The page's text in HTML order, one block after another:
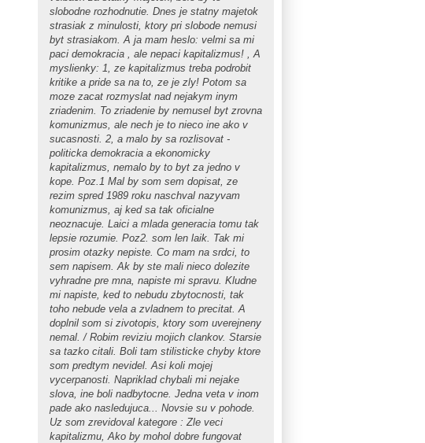
slobodne rozhodnutie. Dnes je statny majetok
strasiak z minulosti, ktory pri slobode nemusi
byt strasiakom. A ja mam heslo: velmi sa mi
paci demokracia , ale nepaci kapitalizmus! , A
myslienky: 1, ze kapitalizmus treba podrobit
kritike a pride sa na to, ze je zly! Potom sa
moze zacat rozmyslat nad nejakym inym
zriadenim. To zriadenie by nemusel byt zrovna
komunizmus, ale nech je to nieco ine ako v
sucasnosti. 2, a malo by sa rozlisovat -
politicka demokracia a ekonomicky
kapitalizmus, nemalo by to byt za jedno v
kope. Poz.1 Mal by som sem dopisat, ze
rezim spred 1989 roku naschval nazyvam
komunizmus, aj ked sa tak oficialne
neoznacuje. Laici a mlada generacia tomu tak
lepsie rozumie. Poz2. som len laik. Tak mi
prosim otazky nepiste. Co mam na srdci, to
sem napisem. Ak by ste mali nieco dolezite
vyhradne pre mna, napiste mi spravu. Kludne
mi napiste, ked to nebudu zbytocnosti, tak
toho nebude vela a zvladnem to precitat. A
doplnil som si zivotopis, ktory som uverejneny
nemal. / Robim reviziu mojich clankov. Starsie
sa tazko citali. Boli tam stilisticke chyby ktore
som predtym nevidel. Asi koli mojej
vycerpanosti. Napriklad chybali mi nejake
slova, ine boli nadbytocne. Jedna veta v inom
pade ako nasledujuca... Novsie su v pohode.
Uz som zrevidoval kategore : Zle veci
kapitalizmu, Ako by mohol dobre fungovat